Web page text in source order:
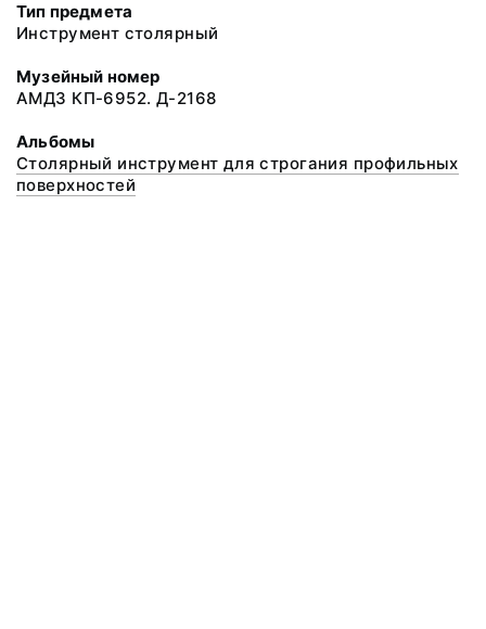
Тип предмета
Инструмент столярный
Музейный номер
АМДЗ КП-6952. Д-2168
Альбомы
Столярный инструмент для строгания профильных
поверхностей